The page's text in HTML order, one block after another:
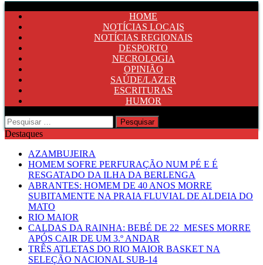
HOME
NOTÍCIAS LOCAIS
NOTÍCIAS REGIONAIS
DESPORTO
NECROLOGIA
OPINIÃO
SAÚDE/LAZER
ESCRITURAS
HUMOR
Pesquisar
por:
Destaques
AZAMBUJEIRA
HOMEM SOFRE PERFURAÇÃO NUM PÉ E É
RESGATADO DA ILHA DA BERLENGA
ABRANTES: HOMEM DE 40 ANOS MORRE
SUBITAMENTE NA PRAIA FLUVIAL DE ALDEIA DO
MATO
RIO MAIOR
CALDAS DA RAINHA: BEBÉ DE 22 MESES MORRE
APÓS CAIR DE UM 3.º ANDAR
TRÊS ATLETAS DO RIO MAIOR BASKET NA
SELEÇÃO NACIONAL SUB-14